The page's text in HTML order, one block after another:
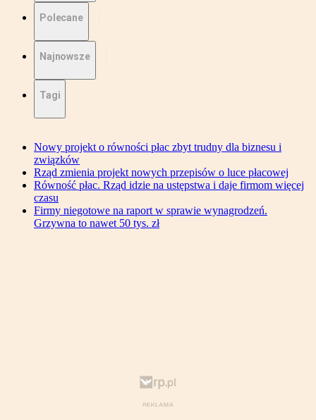
Polecane
Najnowsze
Tagi
Nowy projekt o równości płac zbyt trudny dla biznesu i
związków
Rząd zmienia projekt nowych przepisów o luce płacowej
Równość płac. Rząd idzie na ustępstwa i daje firmom więcej
czasu
Firmy niegotowe na raport w sprawie wynagrodzeń.
Grzywna to nawet 50 tys. zł